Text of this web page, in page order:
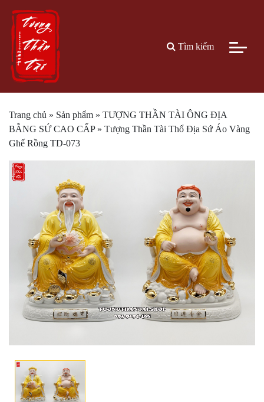
Tìm kiếm
Trang chủ » Sản phẩm » TƯỢNG THẦN TÀI ÔNG ĐỊA
BẰNG SỨ CAO CẤP» Tượng Thần Tài Thổ Địa Sứ Áo Vàng
Ghế Rồng TD-073